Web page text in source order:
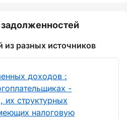
из разных источников
доходов :
-
их структурных
налоговую